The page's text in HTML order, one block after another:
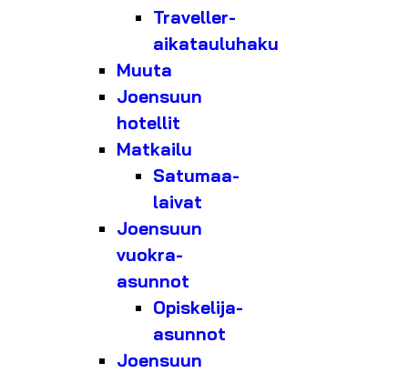
Traveller-
aikatauluhaku
Muuta
Joensuun
hotellit
Matkailu
Satumaa-
laivat
Joensuun
vuokra-
asunnot
Opiskelija-
asunnot
Joensuun